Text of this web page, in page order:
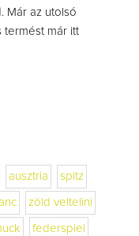
Már az utolsó
termést már itt
ausztria spitz
zöld veltelini
federspiel